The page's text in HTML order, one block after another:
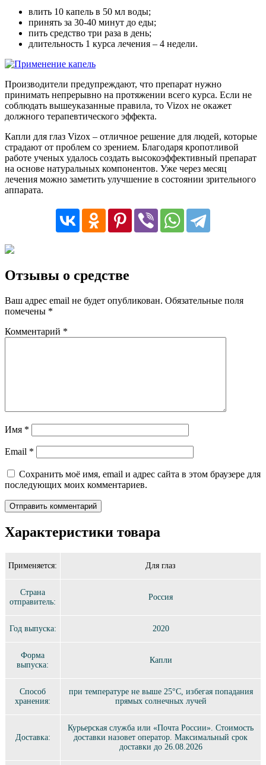
влить 10 капель в 50 мл воды;
принять за 30-40 минут до еды;
пить средство три раза в день;
длительность 1 курса лечения – 4 недели.
Производители предупреждают, что препарат нужно
принимать непрерывно на протяжении всего курса. Если не
соблюдать вышеуказанные правила, то Vizox не окажет
должного терапевтического эффекта.
Капли для глаз Vizox – отличное решение для людей, которые
страдают от проблем со зрением. Благодаря кропотливой
работе ученых удалось создать высокоэффективный препарат
на основе натуральных компонентов. Уже через месяц
лечения можно заметить улучшение в состоянии зрительного
аппарата.
Отзывы о средстве
Ваш адрес email не будет опубликован. Обязательные поля
помечены *
Комментарий *
Имя *
Email *
Сохранить моё имя, email и адрес сайта в этом браузере для
последующих моих комментариев.
Характеристики товара
Применяется: Для глаз
Страна
отправитель:
Россия
Год выпуска: 2020
Форма
выпуска:
Капли
Способ
хранения:
при температуре не выше 25°C, избегая попадания
прямых солнечных лучей
Доставка:
Курьерская служба или «Почта России». Стоимость
доставки назовет оператор. Максимальный срок
доставки до 26.08.2026